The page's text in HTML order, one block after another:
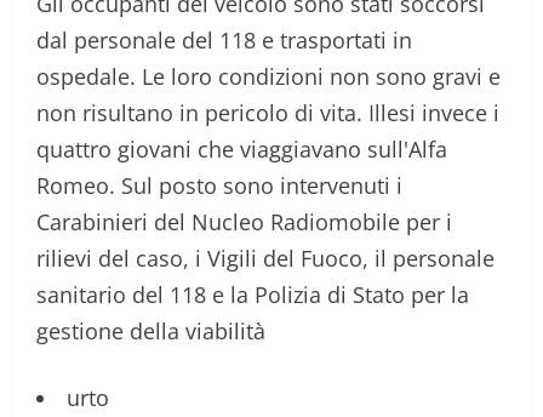
dal personale del 118 e trasportati in
ospedale. Le loro condizioni non sono gravi e
non risultano in pericolo di vita. Illesi invece i
quattro giovani che viaggiavano sull'Alfa
Romeo. Sul posto sono intervenuti i
Carabinieri del Nucleo Radiomobile per i
rilievi del caso, i Vigili del Fuoco, il personale
sanitario del 118 e la Polizia di Stato per la
gestione della viabilità
urto